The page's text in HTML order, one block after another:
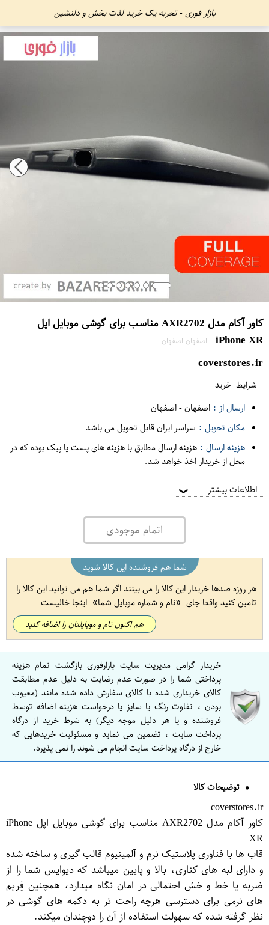
بازار فوری - تجربه یک خرید لذت بخش و دلنشین
کاور آکام مدل AXR2702 مناسب برای گوشی موبایل اپل
iPhone XR
اصفهان اصفهان
coverstores.ir
شرایط خرید
ارسال از : اصفهان-اصفهان
مکان تحویل : سراسر ایران قابل تحویل می باشد
هزینه ارسال : هزینه ارسال مطابق با هزینه های پست یا پیک بوده که در
محل از خریدار اخذ خواهد شد.
اطلاعات بیشتر ❯
اتمام موجودی
شما هم فروشنده این کالا شوید
هر روزه صدها خریدار این کالا را می بینند اگر شما هم می توانید این کالا را
تامین کنید واقعا جای
نام و شماره موبایل شما اینجا خالیست
هم اکنون نام و موبایلتان را اضافه کنید
خریدار گرامی مدیریت سایت بازارفوری بازگشت تمام هزینه
پرداختی شما را در صورت عدم رضایت به دلیل عدم مطابقت
کالای خریداری شده با کالای سفارش داده شده مانند (معیوب
بودن ، تفاوت رنگ یا سایز یا درخواست هزینه اضافه توسط
فروشنده و یا هر دلیل موجه دیگر) به شرط خرید از درگاه
پرداخت سایت ، تضمین می نماید و مسئولیت خریدهایی که
خارج از درگاه پرداخت سایت انجام می شوند را نمی پذیرد.
توضیحات کالا
coverstores.ir
کاور آکام مدل AXR2702 مناسب برای گوشی موبایل اپل iPhone
XR
قاب ها با فناوری پلاستیک نرم و آلمینیوم قالب گیری و ساخته شده
و دارای لبه های کناری، بالا و پایین میباشد که دیوایس شما را از
ضربه یا خط و خش احتمالی در امان نگاه میدارد، همچنین فِریم
های نرمی برای دسترسی هرچه راحت تر به دکمه های گوشی در
نظر گرفته شده که سهولت استفاده از آن را دوچندان میکند.